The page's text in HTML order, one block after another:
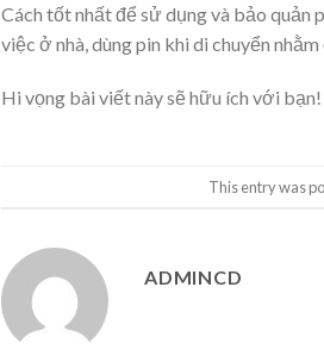
Cách tốt nhất để sử dụng và bảo quản
việc ở nhà, dùng pin khi di chuyển
Hi vọng bài viết này sẽ hữu ích với bạn!
This entry was
ADMINCD